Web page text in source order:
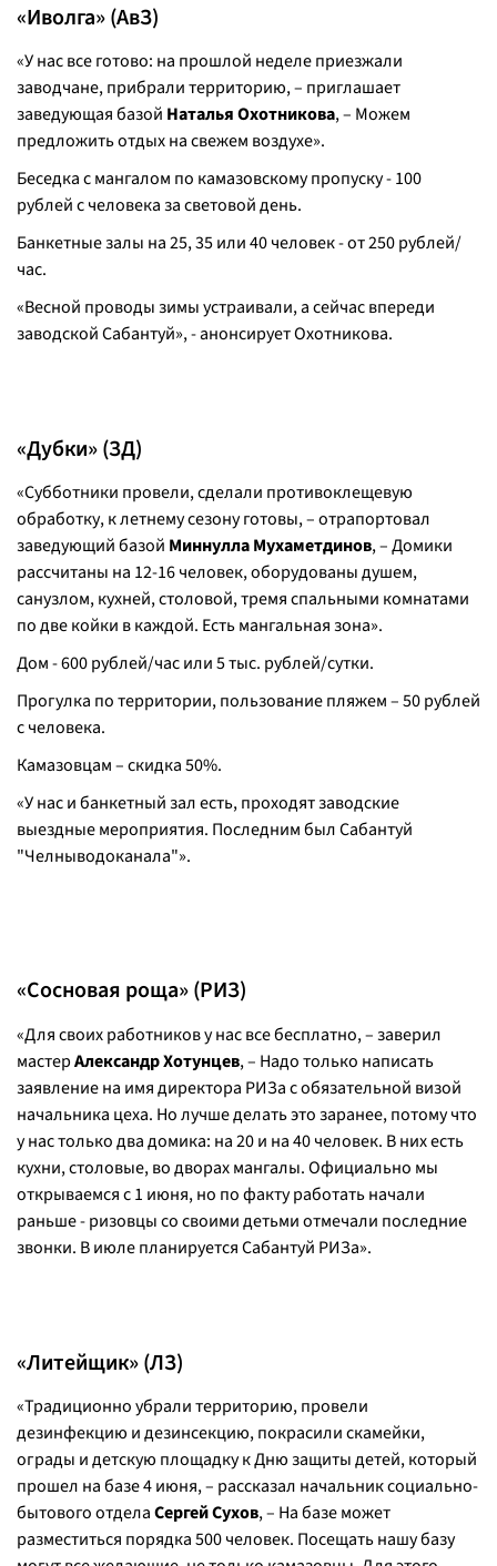
«Иволга» (АвЗ)
«У нас все готово: на прошлой неделе приезжали
заводчане, прибрали территорию, – приглашает
заведующая базой Наталья Охотникова, – Можем
предложить отдых на свежем воздухе».
Беседка с мангалом по камазовскому пропуску - 100
рублей с человека за световой день.
Банкетные залы на 25, 35 или 40 человек - от 250 рублей/
час.
«Весной проводы зимы устраивали, а сейчас впереди
заводской Сабантуй», - анонсирует Охотникова.
«Дубки» (ЗД)
«Субботники провели, сделали противоклещевую
обработку, к летнему сезону готовы, – отрапортовал
заведующий базой Миннулла Мухаметдинов, – Домики
рассчитаны на 12-16 человек, оборудованы душем,
санузлом, кухней, столовой, тремя спальными комнатами
по две койки в каждой. Есть мангальная зона».
Дом - 600 рублей/час или 5 тыс. рублей/сутки.
Прогулка по территории, пользование пляжем – 50 рублей
с человека.
Камазовцам – скидка 50%.
«У нас и банкетный зал есть, проходят заводские
выездные мероприятия. Последним был Сабантуй
"Челныводоканала"».
«Сосновая роща» (РИЗ)
«Для своих работников у нас все бесплатно, – заверил
мастерАлександр Хотунцев, – Надо только написать
заявление на имя директора РИЗа с обязательной визой
начальника цеха. Но лучше делать это заранее, потому что
у нас только два домика: на 20 и на 40 человек. В них есть
кухни, столовые, во дворах мангалы. Официально мы
открываемся с 1 июня, но по факту работать начали
раньше - ризовцы со своими детьми отмечали последние
звонки. В июле планируется Сабантуй РИЗа».
«Литейщик» (ЛЗ)
«Традиционно убрали территорию, провели
дезинфекцию и дезинсекцию, покрасили скамейки,
ограды и детскую площадку к Дню защиты детей, который
прошел на базе 4 июня, – рассказал начальник социально-
бытового отделаСергей Сухов, – На базе может
разместиться порядка 500 человек. Посещать нашу базу